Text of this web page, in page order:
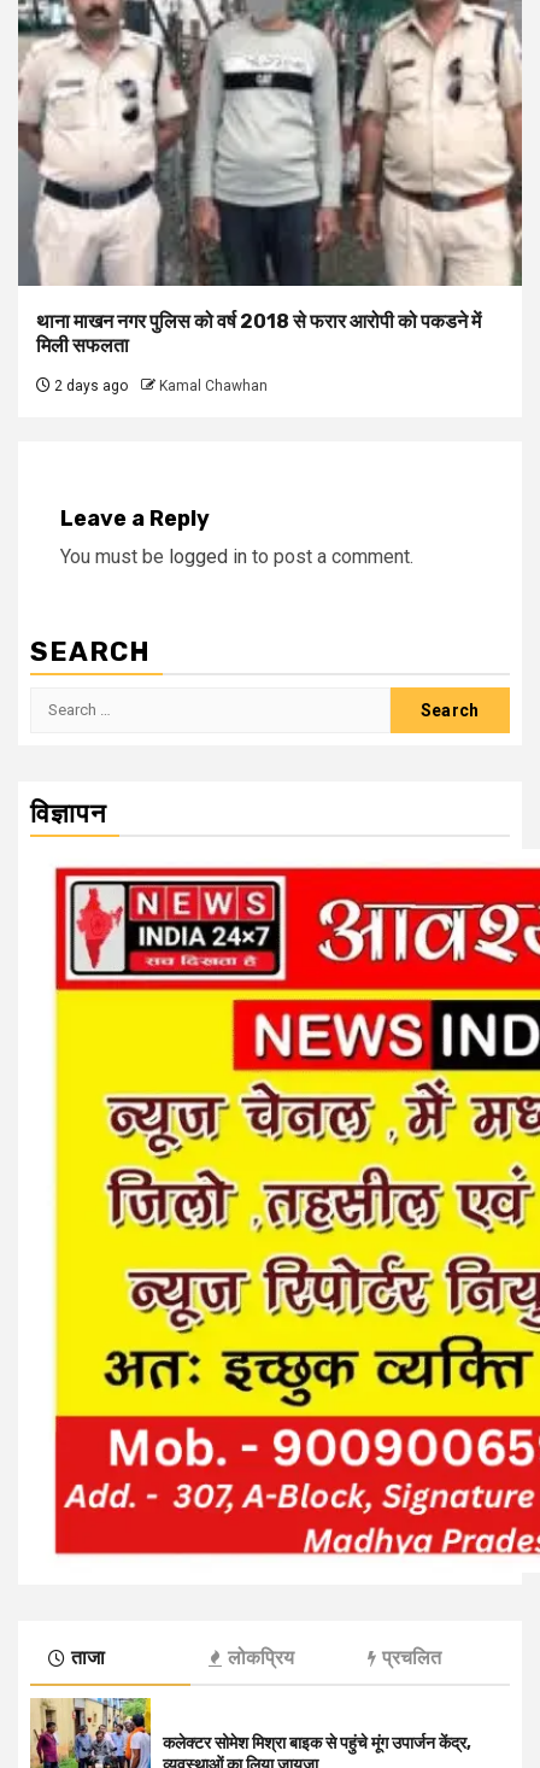
थाना माखन नगर पुलिस को वर्ष 2018 से फरार आरोपी को पकडने में
मिली सफलता
2 days ago Kamal Chawhan
Leave a Reply
You must be logged in to post a comment.
SEARCH
Search
विज्ञापन
ताजा लोकप्रिय प्रचलित
कलेक्टर सोमेश मिश्रा बाइक से पहुंचे मूंग उपार्जन केंद्र,